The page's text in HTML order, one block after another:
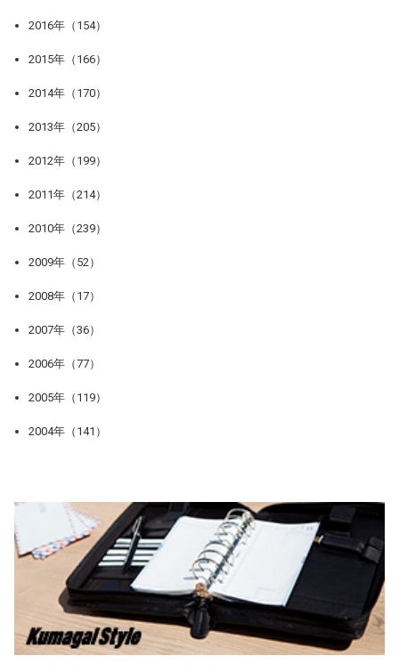
2016年（154）
2015年（166）
2014年（170）
2013年（205）
2012年（199）
2011年（214）
2010年（239）
2009年（52）
2008年（17）
2007年（36）
2006年（77）
2005年（119）
2004年（141）